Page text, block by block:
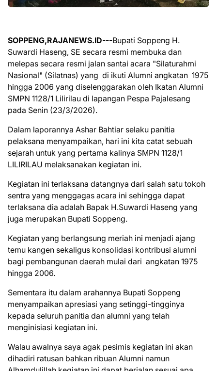
SOPPENG,RAJANEWS.ID---Bupati Soppeng H.
Suwardi Haseng, SE secara resmi membuka dan
melepas secara resmi jalan santai acara "Silaturahmi
Nasional" (Silatnas) yang di ikuti Alumni angkatan 1975
hingga 2006 yang diselenggarakan oleh Ikatan Alumni
SMPN 1128/1 Lilirilau di lapangan Pespa Pajalesang
pada Senin (23/3/2026).
Dalam laporannya Ashar Bahtiar selaku panitia
pelaksana menyampaikan, hari ini kita catat sebuah
sejarah untuk yang pertama kalinya SMPN 1128/1
LILIRILAU melaksanakan kegiatan ini.
Kegiatan ini terlaksana datangnya dari salah satu tokoh
sentra yang menggagas acara ini sehingga dapat
terlaksana dia adalah Bapak H.Suwardi Haseng yang
juga merupakan Bupati Soppeng.
Kegiatan yang berlangsung meriah ini menjadi ajang
temu kangen sekaligus konsolidasi kontribusi alumni
bagi pembangunan daerah mulai dari angkatan 1975
hingga 2006.
​Sementara itu dalam arahannya Bupati Soppeng
menyampaikan apresiasi yang setinggi-tingginya
kepada seluruh panitia dan alumni yang telah
menginisiasi kegiatan ini.
Walau awalnya saya agak pesimis kegiatan ini akan
dihadiri ratusan bahkan ribuan Alumni namun